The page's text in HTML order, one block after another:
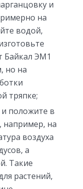
и
на
водой,
Байкал ЭМ1
но на
тряпке;
положите в
на
воздуха
а
Такие
растений,